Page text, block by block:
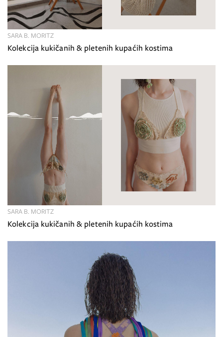
Kolekcija kukičanih & pletenih kupaćih kostima
SARA B. MORITZ
Kolekcija kukičanih & pletenih kupaćih kostima
SARA B. MORITZ